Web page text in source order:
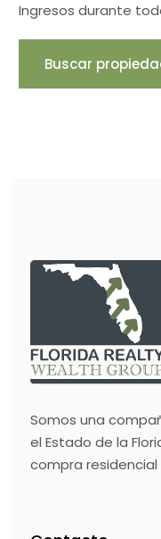
Ingresos durante
Buscar
Somos una
el Estado de la
compra residencial